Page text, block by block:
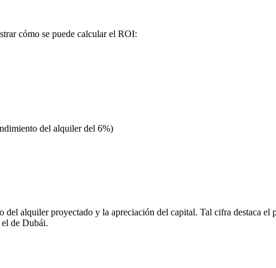
cómo se puede calcular el ROI:
del alquiler del 6%)
alquiler proyectado y la apreciación del capital. Tal cifra destaca
de Dubái.